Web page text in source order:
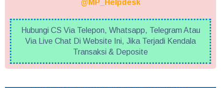
@MP_Helpdesk
Hubungi CS Via Telepon, Whatsapp, Telegram Atau
Via Live Chat Di Website Ini, Jika Terjadi Kendala
Transaksi & Deposite